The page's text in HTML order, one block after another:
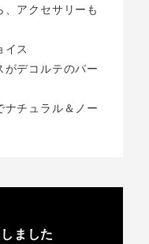
アクセサリーも
イス
デコルテのパー
チュラル＆ノー
ました